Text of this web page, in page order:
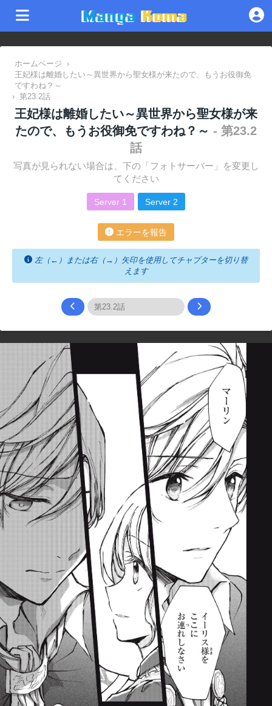
ホームページ
›
王妃様は離婚したい～異世界から聖女様が来たので、もうお役御免
ですわね？～
› 第23.2話
王妃様は離婚したい～異世界から聖女様が来
たので、もうお役御免ですわね？～ - 第23.2
話
写真が見られない場合は、下の「フォトサーバー」を変更し
てください
Server 1 Server 2
エラーを報告
左（←）または右（→）矢印を使用してチャプターを切り替
えます